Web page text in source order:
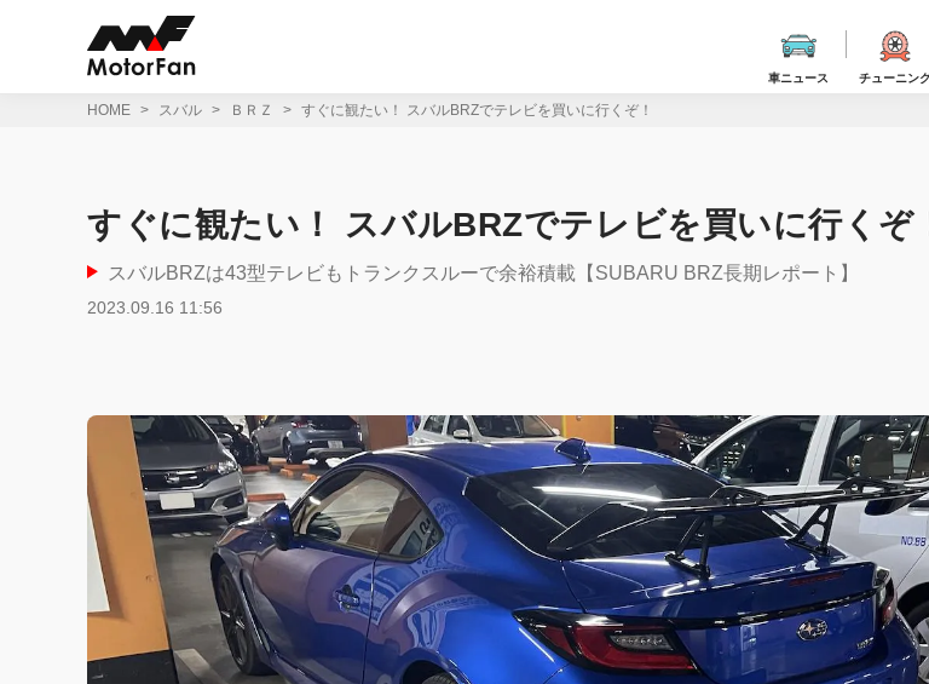
車ニュース チューニン
HOME スバル ＢＲＺ すぐに観たい！ スバルBRZでテレビを買いに行くぞ！
すぐに観たい！ スバルBRZでテレビを買いに行くぞ
スバルBRZは43型テレビもトランクスルーで余裕積載【SUBARU BRZ長期レポート】
2023.09.16 11:56